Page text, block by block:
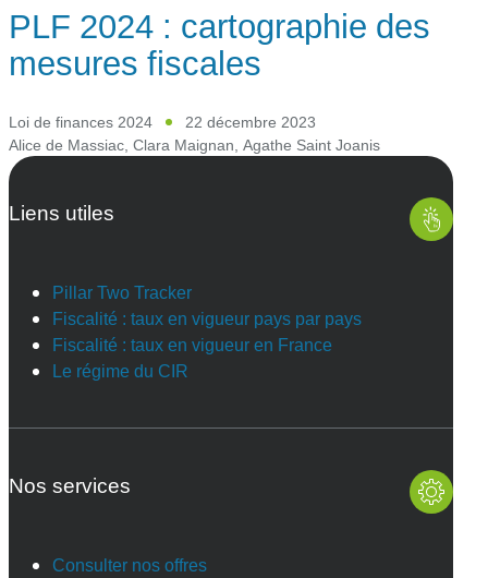
PLF 2024 : cartographie des
mesures fiscales
Loi de finances 2024
22 décembre 2023
Alice de Massiac Clara Maignan Agathe Saint Joanis
Liens utiles
Pillar Two Tracker
Fiscalité : taux en vigueur pays par pays
Fiscalité : taux en vigueur en France
Le régime du CIR
Nos services
Consulter nos offres